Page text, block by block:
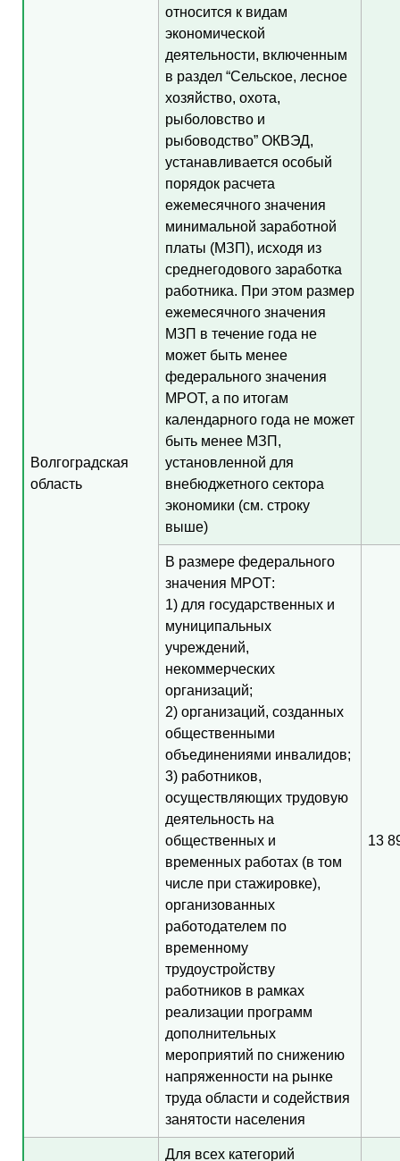
Волгоградская
область
относится к видам
экономической
деятельности, включенным
в раздел “Сельское, лесное
хозяйство, охота,
рыболовство и
рыбоводство” ОКВЭД,
устанавливается особый
порядок расчета
ежемесячного значения
минимальной заработной
платы (МЗП), исходя из
среднегодового заработка
работника. При этом размер
ежемесячного значения
МЗП в течение года не
может быть менее
федерального значения
МРОТ, а по итогам
календарного года не может
быть менее МЗП,
установленной для
внебюджетного сектора
экономики (см. строку
выше)
В размере федерального
значения МРОТ:
1) для государственных и
муниципальных
учреждений,
некоммерческих
организаций;
2) организаций, созданных
общественными
объединениями инвалидов;
3) работников,
осуществляющих трудовую
деятельность на
общественных и
временных работах (в том
числе при стажировке),
организованных
работодателем по
временному
трудоустройству
работников в рамках
реализации программ
дополнительных
мероприятий по снижению
напряженности на рынке
труда области и содействия
занятости населения
13
Для всех категорий